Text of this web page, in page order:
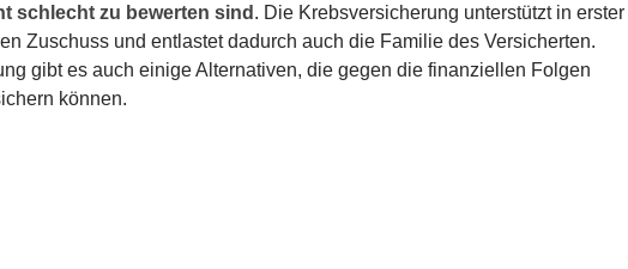
schlecht zu bewerten sind . Die Krebsversicherung unterstützt in erster
Zuschuss und entlastet dadurch auch die Familie des Versicherten.
gibt es auch einige Alternativen, die gegen die finanziellen Folgen
können.